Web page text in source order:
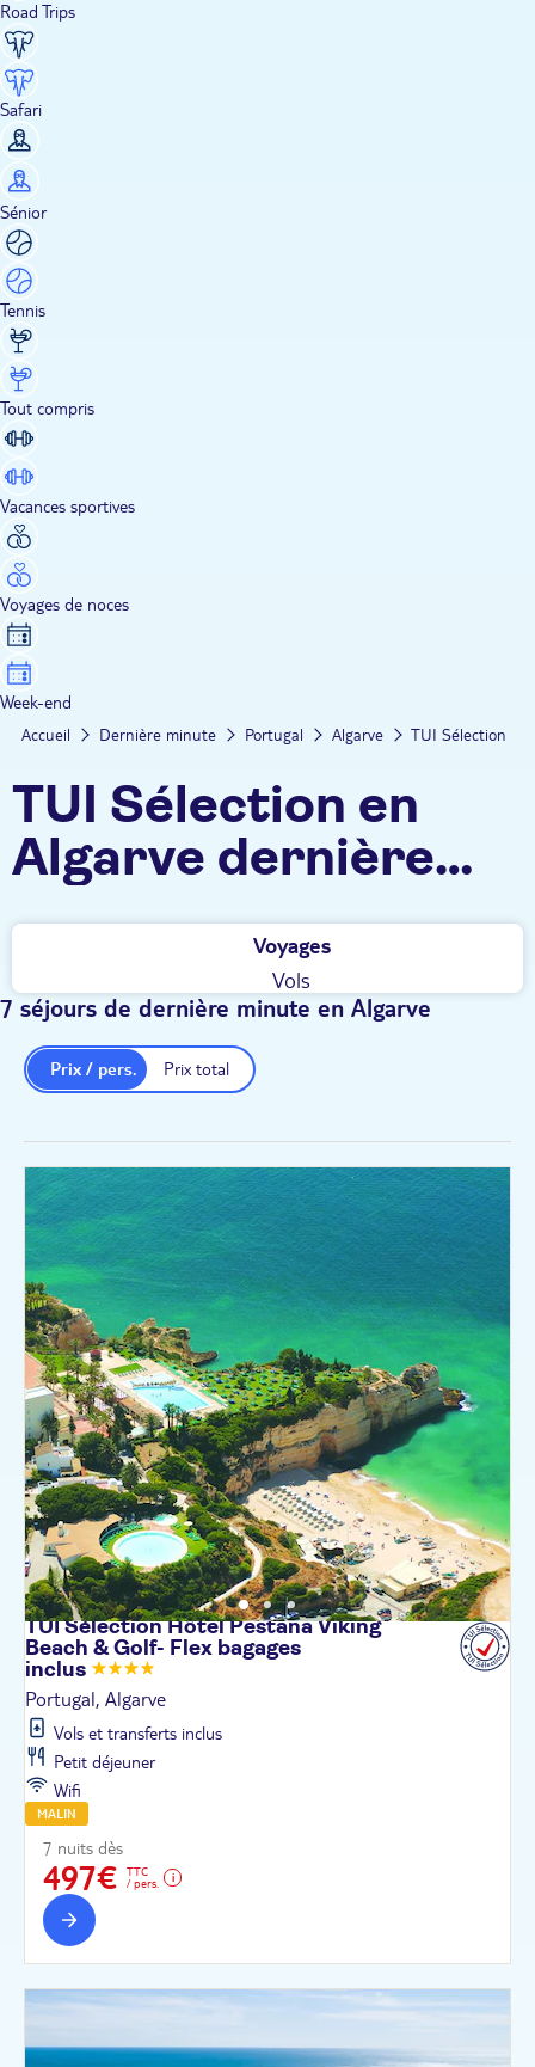
Road Trips
Safari
Sénior
Tennis
Tout compris
Vacances sportives
Voyages de noces
Week-end
Accueil Dernière minute Portugal Algarve TUI Sélection
TUI Sélection en
Algarve dernière
minute
Voyages
Vols
7 séjours de dernière minute en Algarve
Prix total
Prix / pers.
TUI Sélection Hôtel Pestana Viking
Beach & Golf- Flex bagages
inclus
Portugal, Algarve
Vols et transferts inclus
Petit déjeuner
Wifi
MALIN
7 nuits dès
497€
TTC
/ pers.